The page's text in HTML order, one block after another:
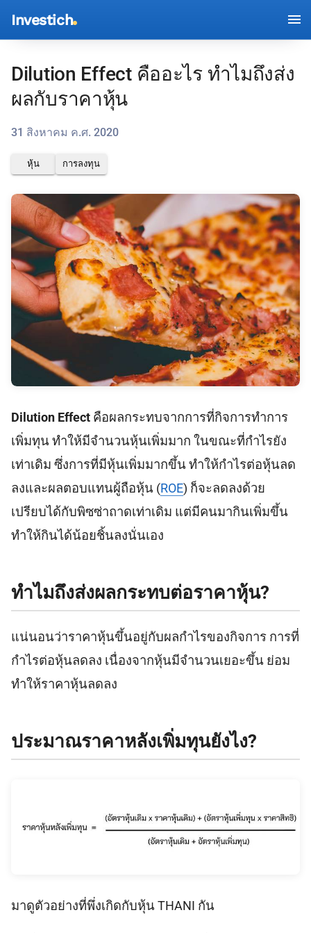
Investich
Dilution Effect คืออะไร ทำไมถึงส่ง
ผลกับราคาหุ้น
31 สิงหาคม ค.ศ. 2020
หุ้น การลงทุน
Dilution Effect คือผลกระทบจากการที่กิจการทำการ
เพิ่มทุน ทำให้มีจำนวนหุ้นเพิ่มมาก ในขณะที่กำไรยัง
เท่าเดิม ซึ่งการที่มีหุ้นเพิ่มมากขึ้น ทำให้กำไรต่อหุ้นลด
ลงและผลตอบแทนผู้ถือหุ้น (ROE) ก็จะลดลงด้วย
เปรียบได้กับพิซซ่าถาดเท่าเดิม แต่มีคนมากินเพิ่มขึ้น
ทำให้กินได้น้อยชิ้นลงนั่นเอง
ทำไมถึงส่งผลกระทบต่อราคาหุ้น?
แน่นอนว่าราคาหุ้นขึ้นอยู่กับผลกำไรของกิจการ การที่
กำไรต่อหุ้นลดลง เนื่องจากหุ้นมีจำนวนเยอะขึ้น ย่อม
ทำให้ราคาหุ้นลดลง
ประมาณราคาหลังเพิ่มทุนยังไง​?
มาดูตัวอย่างที่พึ่งเกิดกับหุ้น THANI กัน